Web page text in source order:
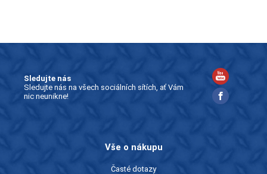
Sledujte nás
Sledujte nás na všech sociálních sítích, ať Vám
nic neunikne!
Vše o nákupu
Časté dotazy